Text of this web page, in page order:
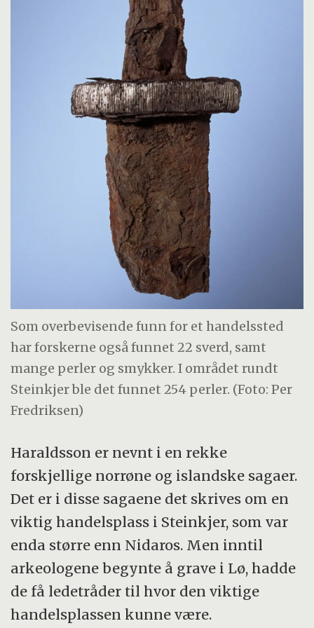
Som overbevisende funn for et handelssted
har forskerne også funnet 22 sverd, samt
mange perler og smykker. I området rundt
Steinkjer ble det funnet 254 perler. (Foto: Per
Fredriksen)
Haraldsson er nevnt i en rekke
forskjellige norrøne og islandske sagaer.
Det er i disse sagaene det skrives om en
viktig handelsplass i Steinkjer, som var
enda større enn Nidaros. Men inntil
arkeologene begynte å grave i Lø, hadde
de få ledetråder til hvor den viktige
handelsplassen kunne være.